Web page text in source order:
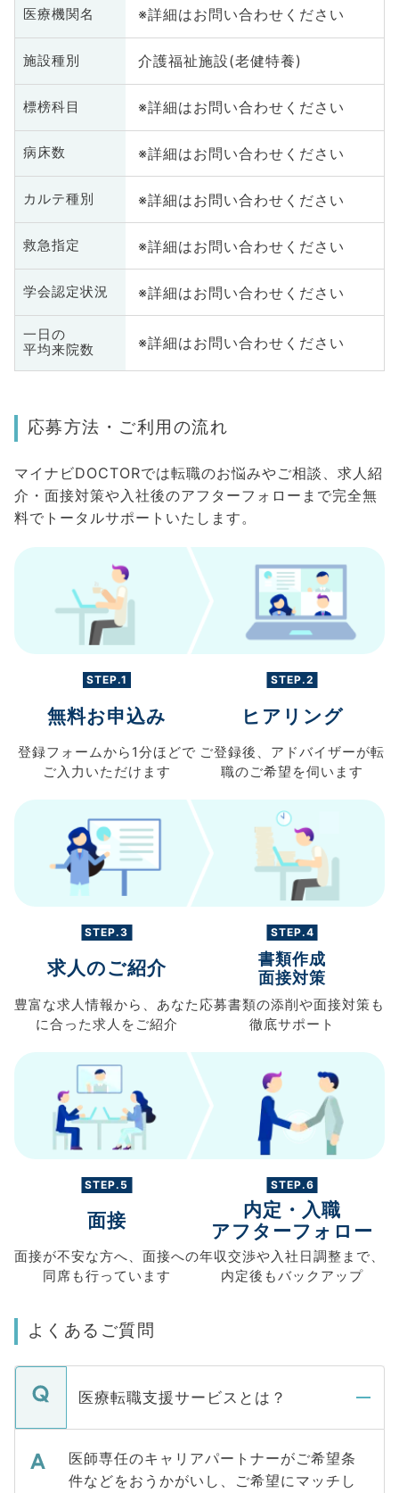
医療機関名 ※詳細はお問い合わせください
施設種別 介護福祉施設(老健特養)
標榜科目 ※詳細はお問い合わせください
病床数 ※詳細はお問い合わせください
カルテ種別 ※詳細はお問い合わせください
救急指定 ※詳細はお問い合わせください
学会認定状況 ※詳細はお問い合わせください
一日の
平均来院数
※詳細はお問い合わせください
応募方法・ご利用の流れ
マイナビDOCTORでは転職のお悩みやご相談、求人紹
介・面接対策や入社後のアフターフォローまで完全無
料でトータルサポートいたします。
STEP.1
無料お申込み
登録フォームから 1分ほどで
ご入力 いただけます
STEP.2
ヒアリング
ご登録後、 アドバイザーが転
職のご希望を伺います
STEP.3
求人のご紹介
豊富な求人情報から、 あなた
に合った求人を ご紹介
STEP.4
書類作成
面接対策
応募書類の添削や面接対策も
徹底サポート
STEP.5
面接
面接が不安な方へ、 面接への
同席も行っています
STEP.6
内定・入職
アフターフォロー
年収交渉や入社日調整まで、
内定後もバックアップ
よくあるご質問
医療転職支援サービスとは？
医師専任のキャリアパートナーがご希望条
件などをおうかがいし、ご希望にマッチし